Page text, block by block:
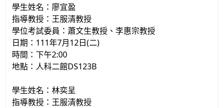
學生姓名：廖宜盈
指導教授：王服清教授
學位考試委員：蕭文生教授、李惠宗教授
日期：111年7月12日(二)
時間：下午2:00
地點：人科二館DS123B
學生姓名：林奕呈
指導教授：王服清教授